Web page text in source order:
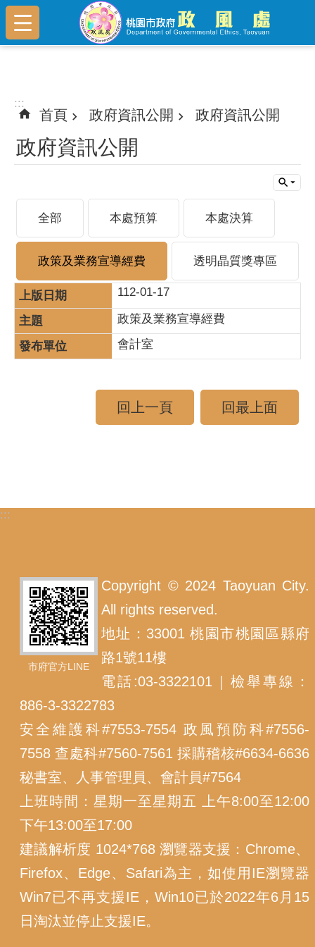
跳到主要內容區塊
:::
:::
首頁 政府資訊公開 政府資訊公開
政府資訊公開
全部 本處預算 本處決算
政策及業務宣導經費 透明晶質獎專區
112-01-17
政策及業務宣導經費
會計室
回上一頁 回最上面
:::
市府官方LINE
Copyright © 2024 Taoyuan City.
All rights reserved.
地址：33001 桃園市桃園區縣府
路1號11樓
電話:03-3322101｜檢舉專線：
886-3-3322783
安全維護科#7553-7554 政風預防科#7556-
7558 查處科#7560-7561 採購稽核#6634-6636
秘書室、人事管理員、會計員#7564
上班時間：星期一至星期五 上午8:00至12:00
下午13:00至17:00
建議解析度 1024*768 瀏覽器支援：Chrome、
Firefox、Edge、Safari為主，如使用IE瀏覽器
Win7已不再支援IE，Win10已於2022年6月15
日淘汰並停止支援IE。